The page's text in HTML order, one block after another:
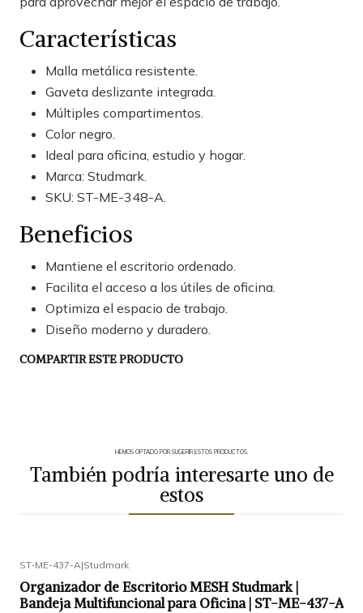
Características
Malla metálica resistente.
Gaveta deslizante integrada.
Múltiples compartimentos.
Color negro.
Ideal para oficina, estudio y hogar.
Marca: Studmark.
SKU: ST-ME-348-A.
Beneficios
Mantiene el escritorio ordenado.
Facilita el acceso a los útiles de oficina.
Optimiza el espacio de trabajo.
Diseño moderno y duradero.
COMPARTIR ESTE PRODUCTO
HEMOS OPTADO POR SUGERIR ESTOS PRODUCTOS.
También podría interesarte uno de
estos
ST-ME-437-A|Studmark
Organizador de Escritorio MESH Studmark |
Bandeja Multifuncional para Oficina | ST-ME-437-A